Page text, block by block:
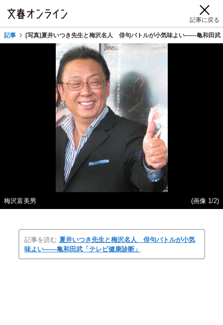
記事に戻る
記事 [写真]夏井いつき先生と梅沢名人 俳句バトルが小気味よい――亀和田武
梅沢富美男 (画像 1/2)
記事を読む 夏井いつき先生と梅沢名人 俳句バトルが小気
味よい――亀和田武「テレビ健康診断」